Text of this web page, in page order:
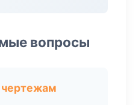
вопросы
чертежам